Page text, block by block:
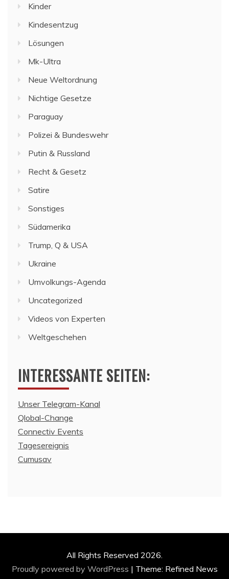
Kinder
Kindesentzug
Lösungen
Mk-Ultra
Neue Weltordnung
Nichtige Gesetze
Paraguay
Polizei & Bundeswehr
Putin & Russland
Recht & Gesetz
Satire
Sonstiges
Südamerika
Trump, Q & USA
Ukraine
Umvolkungs-Agenda
Uncategorized
Videos von Experten
Weltgeschehen
INTERESSANTE SEITEN:
Unser Telegram-Kanal
Qlobal-Change
Connectiv Events
Tagesereignis
Cumusav
All Rights Reserved 2026.
Proudly powered by WordPress | Theme: Refined News